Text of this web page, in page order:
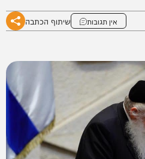
אין תגובות שיתוף הכתבה